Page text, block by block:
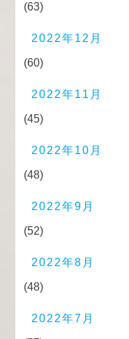
(63)
2022年12月
(60)
2022年11月
(45)
2022年10月
(48)
2022年9月
(52)
2022年8月
(48)
2022年7月